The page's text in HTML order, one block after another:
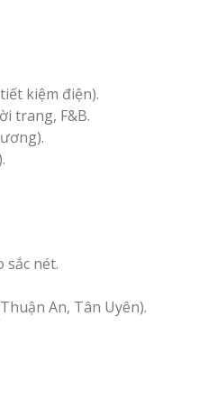
kiệm điện).
trang, F&B.
nét.
An, Tân Uyên).